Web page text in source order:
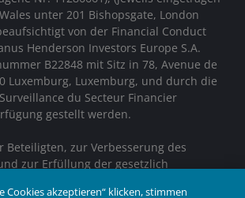
unter 201 Bishopsgate, London
von der Financial Conduct
Henderson Investors Europe S.A.
B22848 mit Sitz in 78, Avenue de
Luxemburg, Luxemburg, und durch die
du Secteur Financier
gestellt werden.
Beteiligten, zur Verbesserung des
zur Erfüllung der gesetzlich
Cookies akzeptieren“ klicken, stimmen